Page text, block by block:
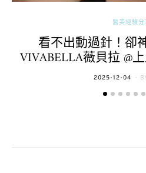
醫美經驗分
看不出動過針！卻
VIVABELLA薇貝拉 @
POSTED
2025-12-04